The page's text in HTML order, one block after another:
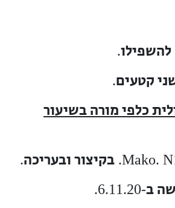
.
קטעים.
כלפי מורה בשיעור
בקיצור ובעריכה.
ב-6.11.20.